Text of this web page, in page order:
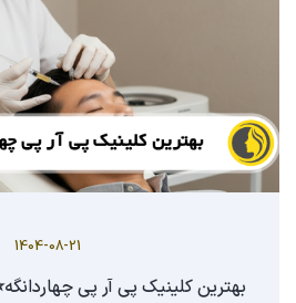
1404-08-21
بهترین کلینیک پی آر پی چهاردانگه⭐【